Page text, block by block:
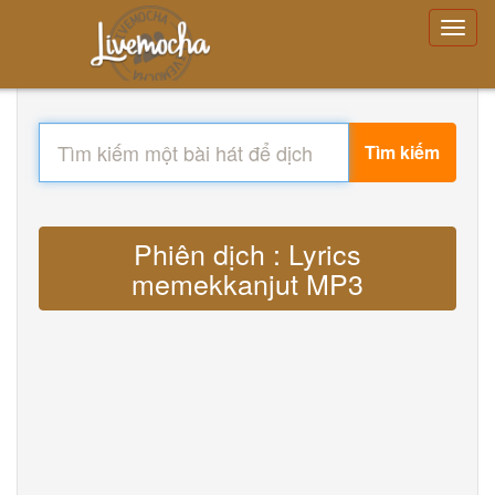
Tìm kiếm
Phiên dịch : Lyrics
memekkanjut MP3